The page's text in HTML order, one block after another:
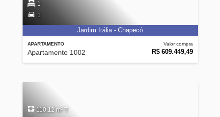
APARTAMENTO
Apartamento 1002
Valor compra
R$ 609.449,49
1
1
Jardim Itália - Chapecó
110,12 m² T